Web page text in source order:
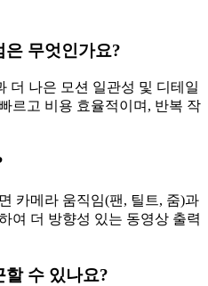
무엇인가요?
더 나은 모션 일관성 및 디테일
르고 비용 효율적이며, 반복 작
카메라 움직임(팬, 틸트, 줌)과
여 더 방향성 있는 동영상 출력
수 있나요?